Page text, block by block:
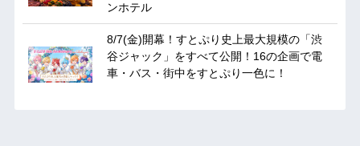
ンホテル
8/7(金)開幕！すとぷり史上最大規模の「渋
谷ジャック」をすべて公開！16の企画で電
車・バス・街中をすとぷり一色に！